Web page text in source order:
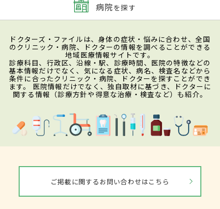
病院を探す
ドクターズ・ファイルは、身体の症状・悩みに合わせ、全国
のクリニック・病院、ドクターの情報を調べることができる
地域医療情報サイトです。
診療科目、行政区、沿線・駅、診療時間、医院の特徴などの
基本情報だけでなく、気になる症状、病名、検査名などから
条件に合ったクリニック・病院、ドクターを探すことができ
ます。 医院情報だけでなく、独自取材に基づき、ドクターに
関する情報（診療方針や得意な治療・検査など）も紹介。
ご掲載に関するお問い合わせはこちら